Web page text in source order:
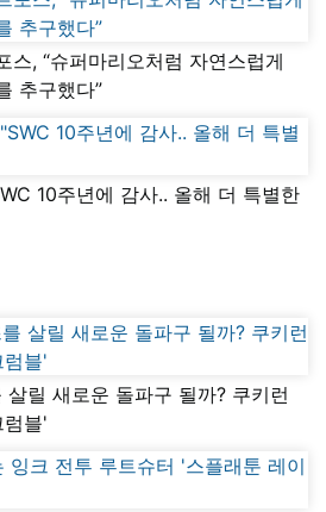
스, “슈퍼마리오처럼 자연스럽게
추구했다”
10주년에 감사.. 올해 더 특별한
릴 새로운 돌파구 될까? 쿠키런
블'